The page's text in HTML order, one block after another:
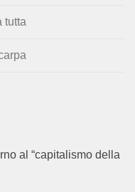
tutta
al “capitalismo della